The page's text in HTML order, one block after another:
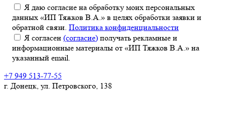
Я даю согласие на обработку моих персональных
данных «ИП Тяжков В.А.» в целях обработки заявки и
обратной связи. Политика конфиденциальности
Я согласен (согласие) получать рекламные и
информационные материалы от «ИП Тяжков В.А.» на
указанный email.
+7 949 513-77-55
г. Донецк, ул. Петровского, 138